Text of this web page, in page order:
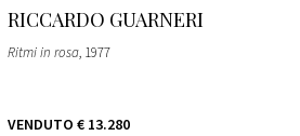
RICCARDO GUARNERI
Ritmi in rosa, 1977
VENDUTO € 13.280